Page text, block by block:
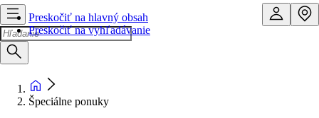
Preskočiť na hlavný obsah
Preskočiť na vyhľadávanie
Špeciálne ponuky